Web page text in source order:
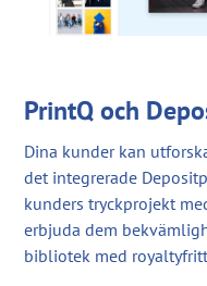
PrintQ och
Dina kunder kan
det integrerade
kunders tryckprojekt
erbjuda dem
bibliotek med